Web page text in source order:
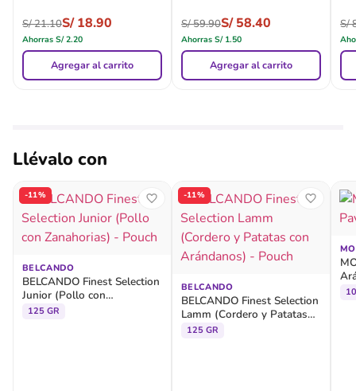
S/21.10S/18.90
Ahorras S/2.20
Agregar al carrito
S/59.90S/58.40
Ahorras S/1.50
Agregar al carrito
S/
Llévalo con
-11%
BELCANDO
BELCANDO Finest Selection
Junior (Pollo con
Zanahorias) - Pouch
125 GR
-11%
BELCANDO
BELCANDO Finest Selection
Lamm (Cordero y Patatas
con Arándanos) - Pouch
125 GR